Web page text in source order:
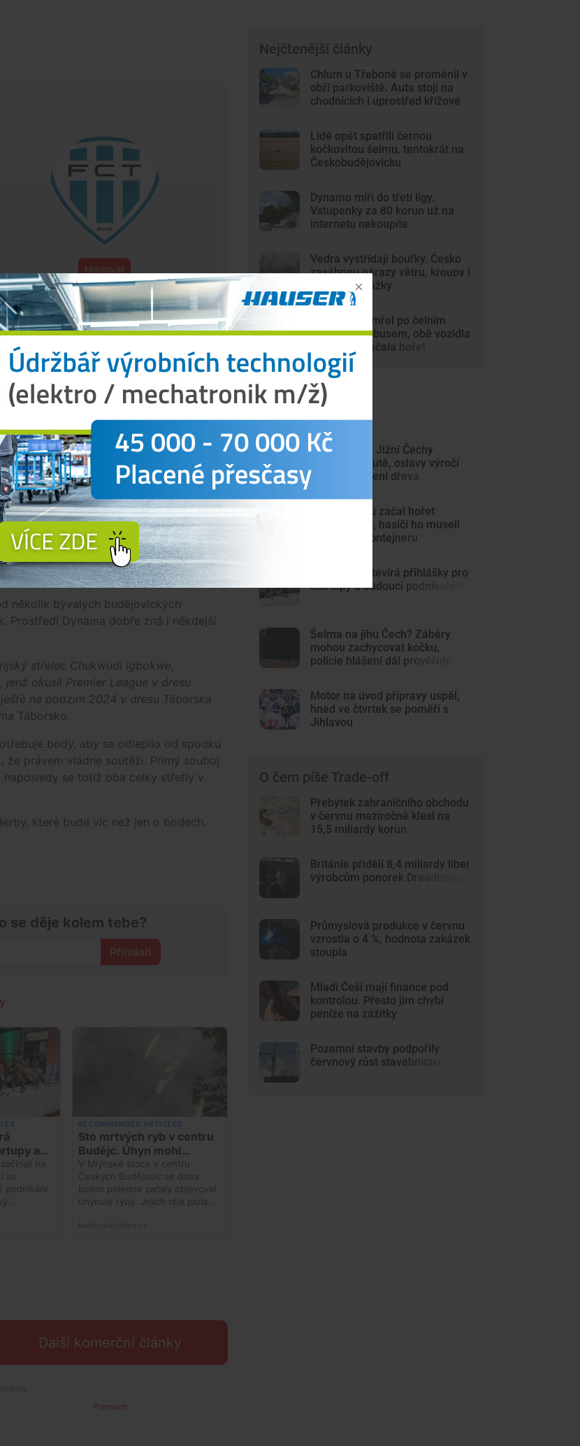
Hlasovat
86 ČTENÁŘŮ
trenéraRadka Kronďákamají po osmi
náskok deseti bodů. To se zatím trápí,
do série proher. Naposledy padlo v
nehraje roli.„Stačí dvakrát, třikrát vyhrát
vyrovnaná,“
připomíná trenér Kronďák,
pokorou a bez zbytečného
několik bývalých budějovických
Prostředí Dynama dobře zná i někdejší
střelec Chukwudi Igbokwe,
okusil Premier League v dresu
na podzim 2024 v dresu Táborska
Táborsko.
body, aby se odlepilo od spodku
právem vládne soutěži. Přímý souboj
se totiž oba celky střetly v
které bude víc než jen o bodech.
se děje kolem tebe?
Přihlásit
Další komerční články
Nejčtenější články
Chlum u Třeboně se proměnil v
obří parkoviště. Auta stojí na
chodnících i uprostřed křížové
Lidé opět spatřili černou
kočkovitou šelmu, tentokrát na
Českobudějovicku
Dynamo míří do třetí ligy.
Vstupenky za 80 korun už na
internetu nekoupíte
Vedra vystřídají bouřky. Česko
zasáhnou nárazy větru, kroupy i
přívalové srážky
Motorkář zemřel po čelním
střetu s autobusem, obě vozidla
po nárazu začala hořet
Nejnovější články
Kulturní tipy: Jižní Čechy
nabídnou poutě, oslavy výročí
hasičů i plavení dřeva
V autosalonu začal hořet
elektromobil, hasiči ho museli
ponořit do kontejneru
JihoCzech otevírá přihlášky pro
startupy a budoucí podnikatele
Šelma na jihu Čech? Záběry
mohou zachycovat kočku,
policie hlášení dál prověřuje
Motor na úvod přípravy uspěl,
hned ve čtvrtek se poměří s
Jihlavou
O čem píše Trade-off
Přebytek zahraničního obchodu
v červnu meziročně klesl na
15,5 miliardy korun
Británie přidělí 8,4 miliardy liber
výrobcům ponorek Dreadnought
Průmyslová produkce v červnu
vzrostla o 4 %, hodnota zakázek
stoupla
Mladí Češi mají finance pod
kontrolou. Přesto jim chybí
peníze na zážitky
Pozemní stavby podpořily
červnový růst stavebnictví
Premium